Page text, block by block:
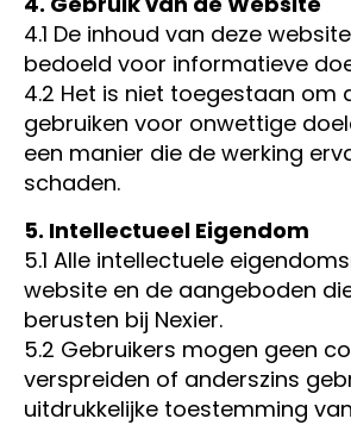
4.1 De inhoud van deze
bedoeld voor informatieve
4.2 Het is niet toegestaan om
gebruiken voor onwettige
een manier die de werking
schaden.
5. Intellectueel Eigendom
5.1 Alle intellectuele
website en de aangeboden
berusten bij Nexier.
5.2 Gebruikers mogen geen
verspreiden of anderszins
uitdrukkelijke toestemming